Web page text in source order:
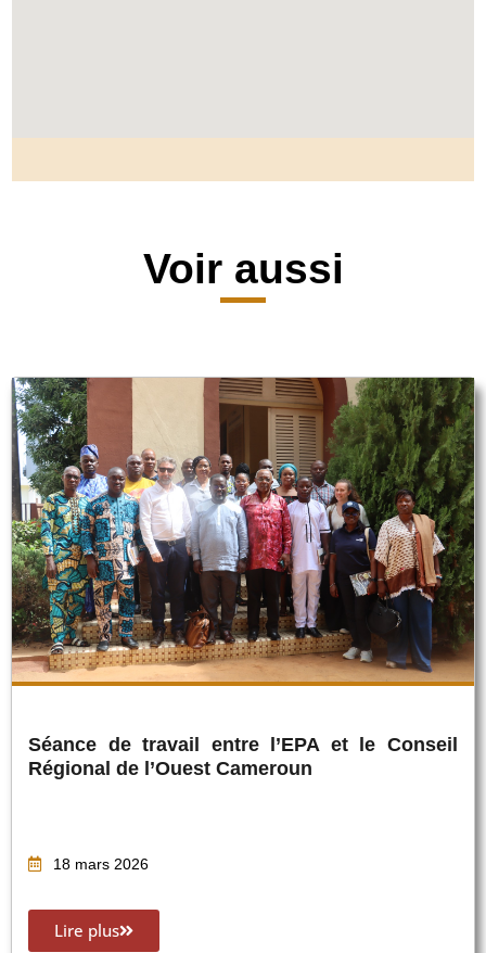
Voir aussi
Séance de travail entre l’EPA et le Conseil
Régional de l’Ouest Cameroun
18 mars 2026
Lire plus